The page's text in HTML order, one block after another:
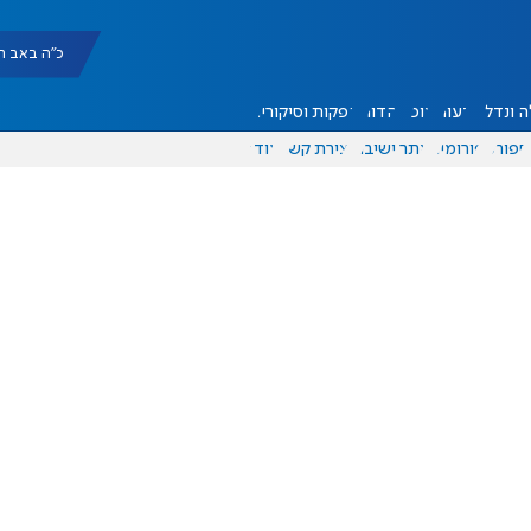
כ"ה באב תשפ"ו
ונדל"ן דעות אוכל יהדות הפקות וסיקורים
ספורט פורומים אתר ישיבה יצירת קשר עוד